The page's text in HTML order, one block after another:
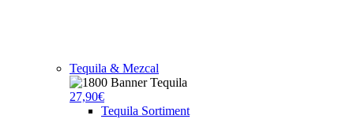
Tequila & Mezcal
27,90€
Tequila Sortiment